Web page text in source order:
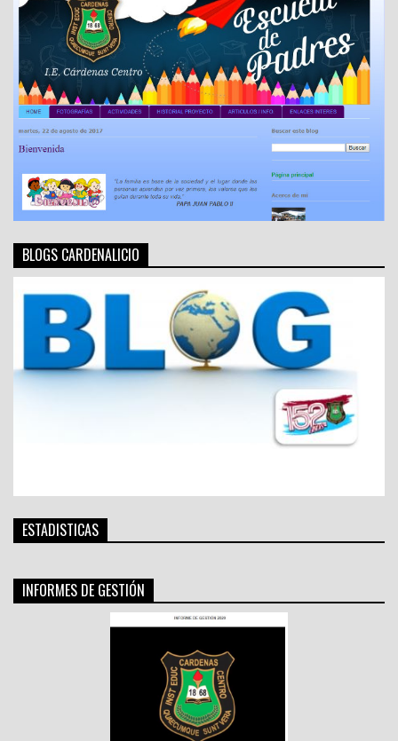
BLOGS CARDENALICIO
ESTADISTICAS
INFORMES DE GESTIÓN